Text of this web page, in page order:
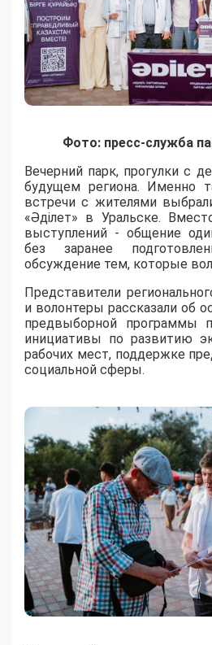
Фото: пресс-служба
Вечерний парк, прогулки с
будущем региона. Именно
встречи с жителями
«Әділет» в Уральске.
выступлений - общение
без заранее
обсуждение тем, которые
Представители
и волонтеры рассказали об
предвыборной программы
инициативы по развитию
рабочих мест, поддержке
социальной сферы.